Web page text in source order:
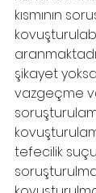
kısmının
şikayet
vazgeçme
tefecilik